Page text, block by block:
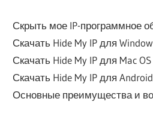
Скрыть мое IP-программное
Скачать Hide My IP для
Скачать Hide My IP для Mac
Скачать Hide My IP для Android
Основные преимущества и